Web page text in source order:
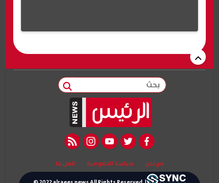
بحث
facebook
twitter
youtube
instagram
rss feed
من نحن سياسة الخصوصية اتصل بنا